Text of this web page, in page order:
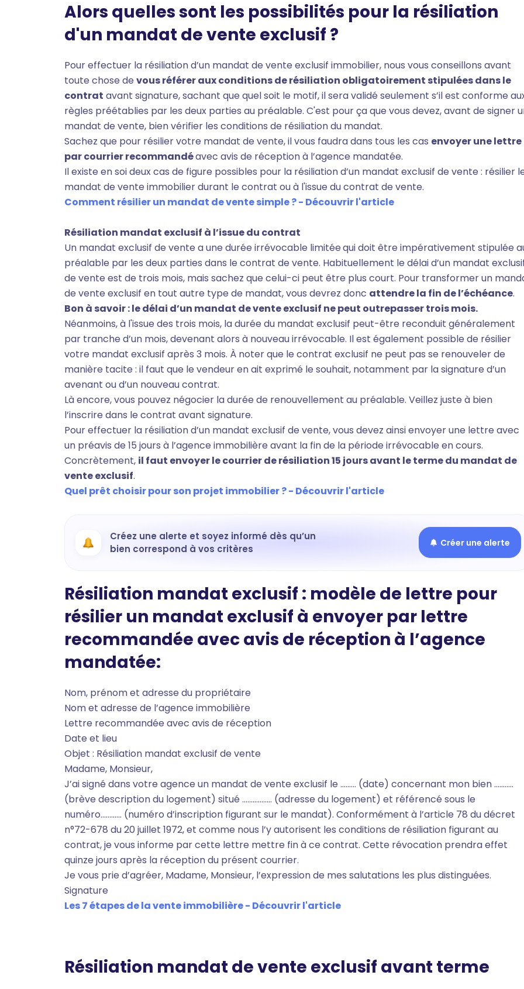
Alors quelles sont les possibilités pour la résiliation
d'un mandat de vente exclusif ?
Pour effectuer la résiliation d’un mandat de vente exclusif immobilier, nous vous conseillons avant
toute chose de vous référer aux conditions de résiliation obligatoirement stipulées dans le
contrat avant signature, sachant que quel soit le motif, il sera validé seulement s’il est conforme
règles préétablies par les deux parties au préalable. C'est pour ça que vous devez, avant de signer
mandat de vente, bien vérifier les conditions de résiliation du mandat.
Sachez que pour résilier votre mandat de vente, il vous faudra dans tous les cas envoyer une lettre
par courrier recommandéavec avis de réception à l’agence mandatée.
Il existe en soi deux cas de figure possibles pour la résiliation d’un mandat exclusif de vente : résilier
mandat de vente immobilier durant le contrat ou à l'issue du contrat de vente.
Comment résilier un mandat de vente simple ? - Découvrir l'article
Résiliation mandat exclusif à l’issue du contrat
Un mandat exclusif de vente a une durée irrévocable limitéequi doit être impérativement stipulée
préalable par les deux parties dans le contrat de vente. Habituellement le délai d’un mandat
de vente est de trois mois, mais sachez que celui-ci peut être plus court. Pour transformer un
de vente exclusif en tout autre type de mandat, vous devrez donc attendre la fin de l’échéance.
Bon à savoir : le délai d’un mandat de vente exclusif ne peut outrepasser trois mois.
Néanmoins, à l'issue des trois mois, la durée du mandat exclusif peut-être reconduit généralement
par tranche d’un mois, devenant alors à nouveau irrévocable. Il est également possible de résilier
votre mandat exclusif après 3 mois. À noter que le contrat exclusif ne peut pas se renouveler de
manière tacite : il faut que le vendeur en ait exprimé le souhait, notamment par la signature d’un
avenant ou d’un nouveau contrat.
Là encore, vous pouvez négocier la durée de renouvellement au préalable. Veillez juste à bien
l’inscrire dans le contrat avant signature.
Pour effectuer la résiliation d’un mandat exclusif de vente, vous devez ainsi envoyer une lettre avec
un préavis de 15 jours à l’agence immobilière avant la fin de la période irrévocable en cours.
Concrètement, il faut envoyer le courrier de résiliation 15 jours avant le terme du mandat de
vente exclusif.
Quel prêt choisir pour son projet immobilier ? - Découvrir l'article
Créez une alerte et soyez informé dès qu’un
bien correspond à vos critères
Créer une alerte
Résiliation mandat exclusif : modèle de lettre pour
résilier un mandat exclusif à envoyer par lettre
recommandée avec avis de réception à l’agence
mandatée:
Nom, prénom et adresse du propriétaire
Nom et adresse de l’agence immobilière
Lettre recommandée avec avis de réception
Date et lieu
Objet : Résiliation mandat exclusif de vente
Madame, Monsieur,
J’ai signé dans votre agence un mandat de vente exclusif le ……… (date) concernant mon bien ………..
(brève description du logement) situé …………….. (adresse du logement) et référencé sous le
numéro………… (numéro d’inscription figurant sur le mandat). Conformément à l’article 78 du décret
n°72-678 du 20 juillet 1972, et comme nous l’y autorisent les conditions de résiliation figurant au
contrat, je vous informe par cette lettre mettre fin à ce contrat. Cette révocation prendra effet
quinze jours après la réception du présent courrier.
Je vous prie d’agréer, Madame, Monsieur, l’expression de mes salutations les plus distinguées.
Signature
Les 7 étapes de la vente immobilière - Découvrir l'article
Résiliation mandat de vente exclusif avant terme